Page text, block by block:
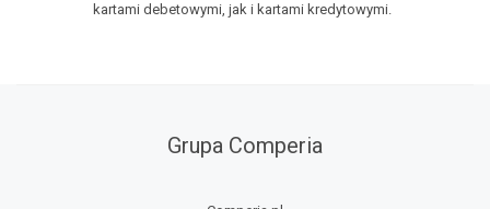
kartami debetowymi, jak i kartami kredytowymi.
Grupa Comperia